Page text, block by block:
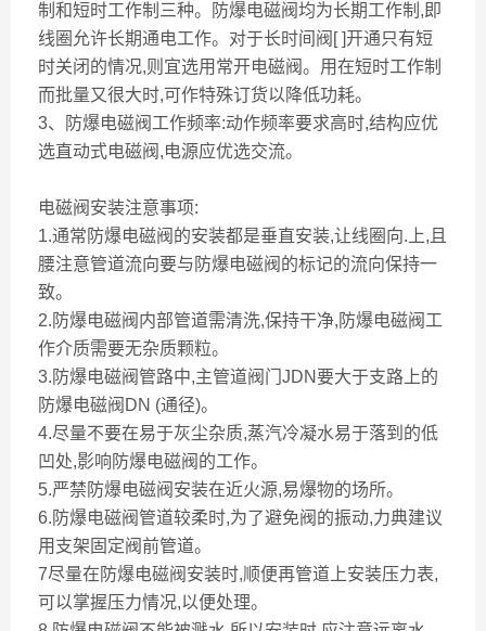
制和短时工作制三种。防爆电磁阀均为长期工作制,即
线圈允许长期通电工作。对于长时间阀[ ]开通只有短
时关闭的情况,则宜选用常开电磁阀。用在短时工作制
而批量又很大时,可作特殊订货以降低功耗。
3、防爆电磁阀工作频率:动作频率要求高时,结构应优
选直动式电磁阀,电源应优选交流。
电磁阀安装注意事项:
1.通常防爆电磁阀的安装都是垂直安装,让线圈向.上,且
腰注意管道流向要与防爆电磁阀的标记的流向保持一
致。
2.防爆电磁阀内部管道需清洗,保持干净,防爆电磁阀工
作介质需要无杂质颗粒。
3.防爆电磁阀管路中,主管道阀门JDN要大于支路上的
防爆电磁阀DN (通径)。
4.尽量不要在易于灰尘杂质,蒸汽冷凝水易于落到的低
凹处,影响防爆电磁阀的工作。
5.严禁防爆电磁阀安装在近火源,易爆物的场所。
6.防爆电磁阀管道较柔时,为了避免阀的振动,力典建议
用支架固定阀前管道。
7尽量在防爆电磁阀安装时,顺便再管道上安装压力表,
可以掌握压力情况,以便处理。